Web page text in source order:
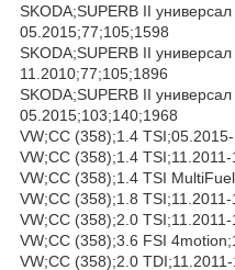
SKODA;SUPERB II
05.2015;77;105;1598
SKODA;SUPERB II
11.2010;77;105;1896
SKODA;SUPERB II
05.2015;103;140;1968
VW;CC (358);1.4
VW;CC (358);1.4
VW;CC (358);1.4 TSI
VW;CC (358);1.8
VW;CC (358);2.0
VW;CC (358);3.6 FSI
VW;CC (358);2.0